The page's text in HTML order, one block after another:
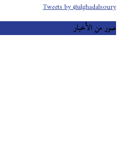
Tweets by @alghadalsoury
صور من الأخبار